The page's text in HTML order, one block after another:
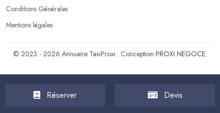
Conditions Générales
Mentions légales
© 2023 - 2026 Annuaire TaxiProxi . Conception PROXI NEGOCE.
Réserver Devis